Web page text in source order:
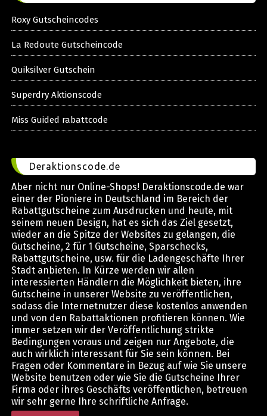
Roxy Gutscheincodes
La Redoute Gutscheincode
Quiksilver Gutschein
Superdry Aktionscode
Miss Guided rabattcode
Deraktionscode.de
Aber nicht nur Online-Shops! Deraktionscode.de war
einer der Pioniere in Deutschland im Bereich der
Rabattgutscheine zum Ausdrucken und heute, mit
seinem neuen Design, hat es sich das Ziel gesetzt,
wieder an die Spitze der Websites zu gelangen, die
Gutscheine, 2 für 1 Gutscheine, Sparschecks,
Rabattgutscheine, usw. für die Ladengeschäfte Ihrer
Stadt anbieten. In Kürze werden wir allen
interessierten Händlern die Möglichkeit bieten, ihre
Gutscheine in unserer Website zu veröffentlichen,
sodass die Internetnutzer diese kostenlos anwenden
und von den Rabattaktionen profitieren können. Wie
immer setzen wir der Veröffentlichung strikte
Bedingungen voraus und zeigen nur Angebote, die
auch wirklich interessant für Sie sein können. Bei
Fragen oder Kommentare in Bezug auf wie Sie unsere
Website benutzen oder wie Sie die Gutscheine Ihrer
Firma oder ihres Geschäfts veröffentlichen, betreuen
wir sehr gerne Ihre schriftliche Anfrage.